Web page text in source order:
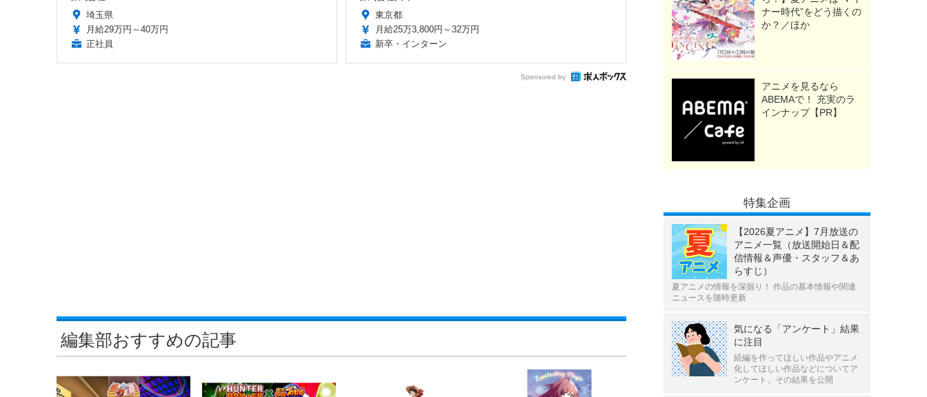
埼玉県
月給29万円～40万円
正社員
東京都
月給25万3,800円～32万円
新卒・インターン
Sponsored by
編集部おすすめの記事
ナー時代”をどう描くの
か？／ほか
アニメを見るなら
ABEMAで！ 充実のラ
インナップ【PR】
特集企画
【2026夏アニメ】7月放送の
アニメ一覧（放送開始日＆配
信情報＆声優・スタッフ＆あ
らすじ）
夏アニメの情報を深掘り！ 作品の基本情報や関連
ニュースを随時更新
気になる「アンケート」結果
に注目
続編を作ってほしい作品やアニメ
化してほしい作品などについてア
ンケート、その結果を公開